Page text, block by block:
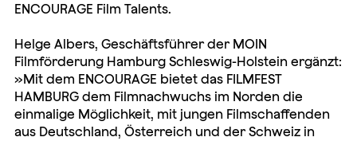
ENCOURAGE Film Talents.
Helge Albers, Geschäftsführer der MOIN
Filmförderung Hamburg Schleswig-Holstein ergänzt:
»Mit dem ENCOURAGE bietet das FILMFEST
HAMBURG dem Filmnachwuchs im Norden die
einmalige Möglichkeit, mit jungen Filmschaffenden
aus Deutschland, Österreich und der Schweiz in